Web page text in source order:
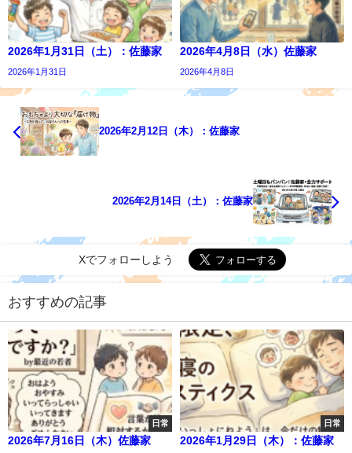
2026年1月31日（土）：佐藤家
2026年1月31日
2026年4月8日（水）佐藤家
2026年4月8日
2026年2月12日（木）：佐藤家
2026年2月14日（土）：佐藤家
Xでフォローしよう
おすすめの記事
日常
2026年7月16日（木）佐藤家
日常
2026年1月29日（木）：佐藤家